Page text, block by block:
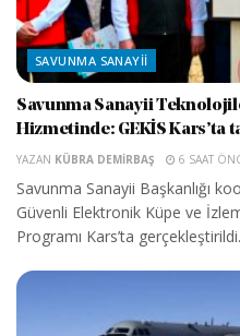
SAVUNMA SANAYII
Savunma Sanayii
Hizmetinde: GEKİS Kars’ta
YAZAN KÜBRA DEMIRBAŞ 6 SAAT
Savunma Sanayii Başkanlığı
Güvenli Elektronik Küpe ve
Programı Kars’ta